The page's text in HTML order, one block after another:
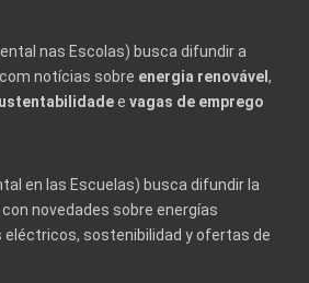
nas Escolas) busca difundir a
notícias sobre energia renovável ,
e vagas de emprego
en las Escuelas) busca difundir la
novedades sobre energías
eléctricos, sostenibilidad y ofertas de